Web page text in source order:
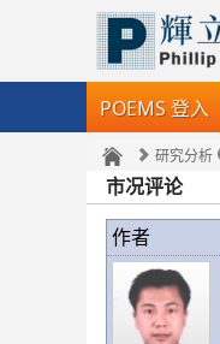
POEMS 登入
研究分析
市况评论
作者